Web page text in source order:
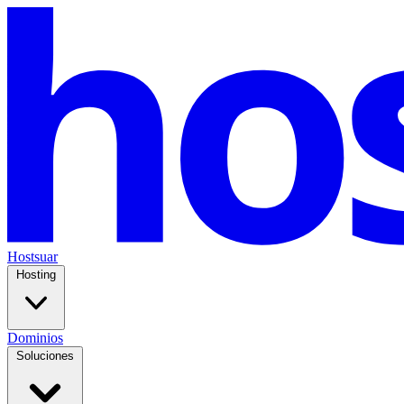
Hostsuar
Hosting
Dominios
Soluciones